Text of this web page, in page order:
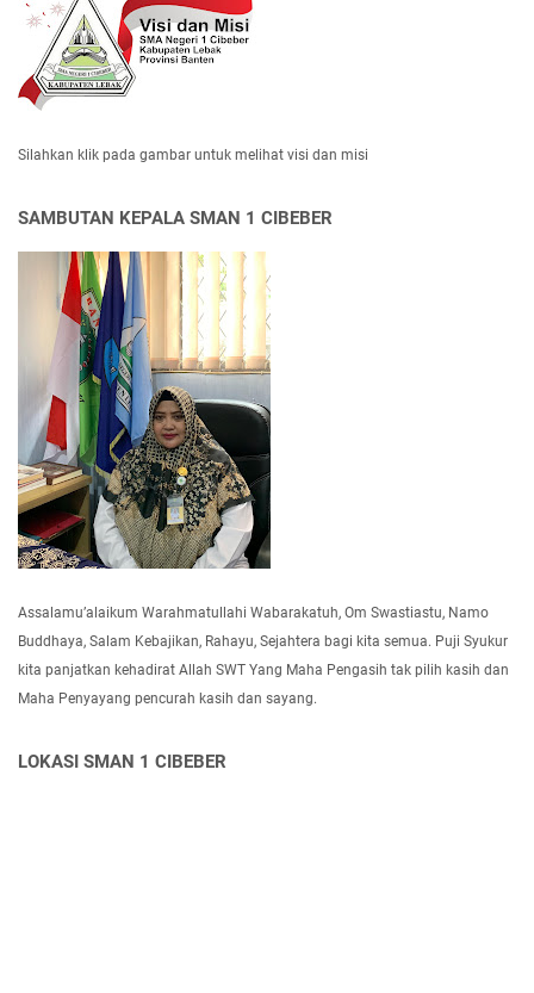
Silahkan klik pada gambar untuk melihat visi dan misi
SAMBUTAN KEPALA SMAN 1 CIBEBER
Assalamu’alaikum Warahmatullahi Wabarakatuh, Om Swastiastu, Namo
Buddhaya, Salam Kebajikan, Rahayu, Sejahtera bagi kita semua. Puji Syukur
kita panjatkan kehadirat Allah SWT Yang Maha Pengasih tak pilih kasih dan
Maha Penyayang pencurah kasih dan sayang.
LOKASI SMAN 1 CIBEBER